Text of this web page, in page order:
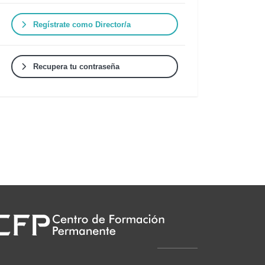
Regístrate como Director/a
Recupera tu contraseña